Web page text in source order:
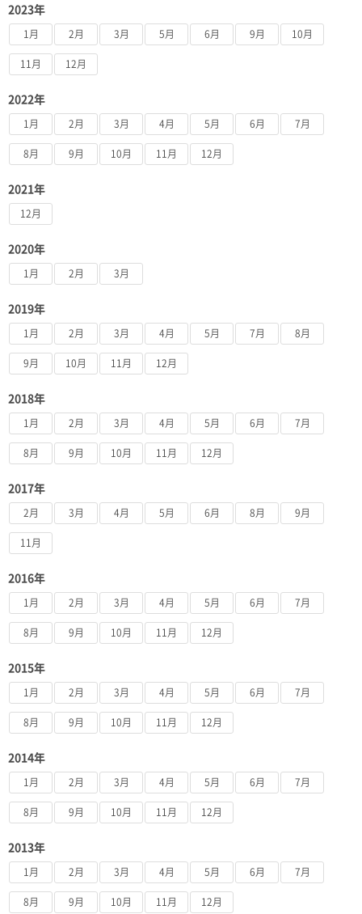
2023年
1月 2月 3月 5月 6月 9月 10月
11月 12月
2022年
1月 2月 3月 4月 5月 6月 7月
8月 9月 10月 11月 12月
2021年
12月
2020年
1月 2月 3月
2019年
1月 2月 3月 4月 5月 7月 8月
9月 10月 11月 12月
2018年
1月 2月 3月 4月 5月 6月 7月
8月 9月 10月 11月 12月
2017年
2月 3月 4月 5月 6月 8月 9月
11月
2016年
1月 2月 3月 4月 5月 6月 7月
8月 9月 10月 11月 12月
2015年
1月 2月 3月 4月 5月 6月 7月
8月 9月 10月 11月 12月
2014年
1月 2月 3月 4月 5月 6月 7月
8月 9月 10月 11月 12月
2013年
1月 2月 3月 4月 5月 6月 7月
8月 9月 10月 11月 12月